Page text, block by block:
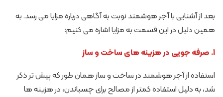
بعد از آشنایی با آجر هوشمند نوبت به آگاهی درباره مزایا می رسد. به
همین دلیل در این قسمت به مزایا اشاره می کنیم:
1. صرفه جویی در هزینه های ساخت و ساز
استفاده از آجر هوشمند در ساخت و ساز همان طور که پیش تر ذکر
شد، به دلیل استفاده کمتر از مصالح برای چسباندن، در هزینه ها